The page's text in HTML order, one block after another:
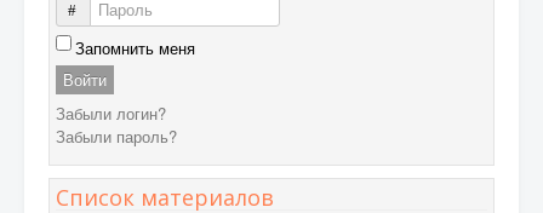
Пароль
Запомнить меня
Войти
Забыли логин?
Забыли пароль?
Список материалов